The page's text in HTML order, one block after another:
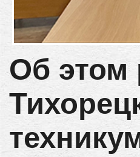
Об этом